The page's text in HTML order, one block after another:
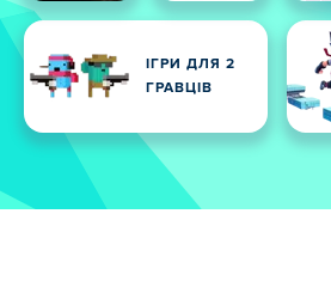
ІГРИ ДЛЯ 2
ГРАВЦІВ